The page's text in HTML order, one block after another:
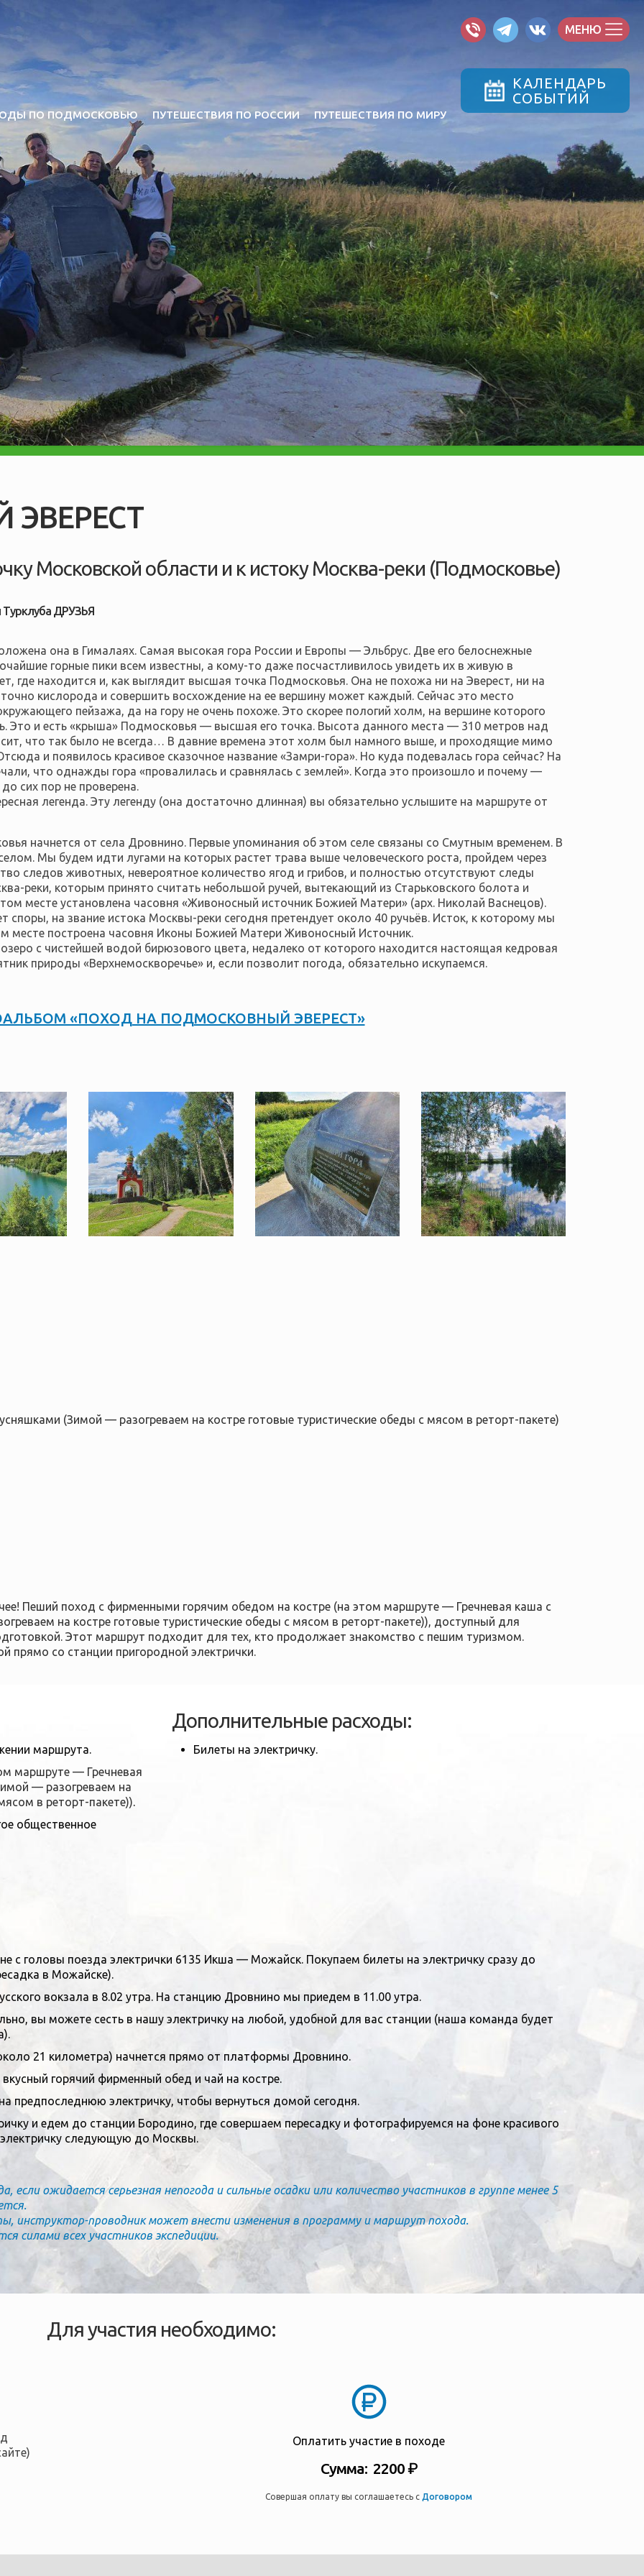
ПО ПОДМОСКОВЬЮ ПУТЕШЕСТВИЯ ПО РОССИИ ПУТЕШЕСТВИЯ ПО МИРУ
МЕНЮ
КАЛЕНДАРЬ
СОБЫТИЙ
Московской области и к истоку Москва-реки (Подмосковье)
Турклуба ДРУЗЬЯ
она в Гималаях. Самая высокая гора России и Европы — Эльбрус. Две его белоснежные
горные пики всем известны, а кому-то даже посчастливилось увидеть их в живую в
где находится и, как выглядит высшая точка Подмосковья. Она не похожа ни на Эверест, ни на
кислорода и совершить восхождение на ее вершину может каждый. Сейчас это место
пейзажа, да на гору не очень похоже. Это скорее пологий холм, на вершине которого
Это и есть «крыша» Подмосковья — высшая его точка. Высота данного места — 310 метров над
что так было не всегда… В давние времена этот холм был намного выше, и проходящие мимо
и появилось красивое сказочное название «Замри-гора». Но куда подевалась гора сейчас? На
что однажды гора «провалилась и сравнялась с землей». Когда это произошло и почему —
сих пор не проверена.
легенда. Эту легенду (она достаточно длинная) вы обязательно услышите на маршруте от
начнется от села Дровнино. Первые упоминания об этом селе связаны со Смутным временем. В
Мы будем идти лугами на которых растет трава выше человеческого роста, пройдем через
следов животных, невероятное количество ягод и грибов, и полностью отсутствуют следы
реки, которым принято считать небольшой ручей, вытекающий из Старьковского болота и
месте установлена часовня «Живоносный источник Божией Матери» (арх. Николай Васнецов).
споры, на звание истока Москвы-реки сегодня претендует около 40 ручьёв. Исток, к которому мы
месте построена часовня Иконы Божией Матери Живоносный Источник.
с чистейшей водой бирюзового цвета, недалеко от которого находится настоящая кедровая
природы «Верхнемоскворечье» и, если позволит погода, обязательно искупаемся.
«ПОХОД НА ПОДМОСКОВНЫЙ ЭВЕРЕСТ»
(Зимой — разогреваем на костре готовые туристические обеды с мясом в реторт-пакете)
Пеший поход с фирменными горячим обедом на костре (на этом маршруте — Гречневая каша с
на костре готовые туристические обеды с мясом в реторт-пакете)), доступный для
Этот маршрут подходит для тех, кто продолжает знакомство с пешим туризмом.
со станции пригородной электрички.
маршрута.
маршруте — Гречневая
— разогреваем на
в реторт-пакете)).
общественное
Дополнительные расходы:
Билеты на электричку.
с головы поезда электрички 6135 Икша — Можайск. Покупаем билеты на электричку сразу до
в Можайске).
вокзала в 8.02 утра. На станцию Дровнино мы приедем в 11.00 утра.
вы можете сесть в нашу электричку на любой, удобной для вас станции (наша команда будет
21 километра) начнется прямо от платформы Дровнино.
горячий фирменный обед и чай на костре.
предпоследнюю электричку, чтобы вернуться домой сегодня.
и едем до станции Бородино, где совершаем пересадку и фотографируемся на фоне красивого
следующую до Москвы.
ожидается серьезная непогода и сильные осадки или количество участников в группе менее 5
инструктор-проводник может внести изменения в программу и маршрут похода.
силами всех участников экспедиции.
Для участия необходимо:
Оплатить участие в походе
Сумма: 2200 ₽
Совершая оплату вы соглашаетесь сДоговором